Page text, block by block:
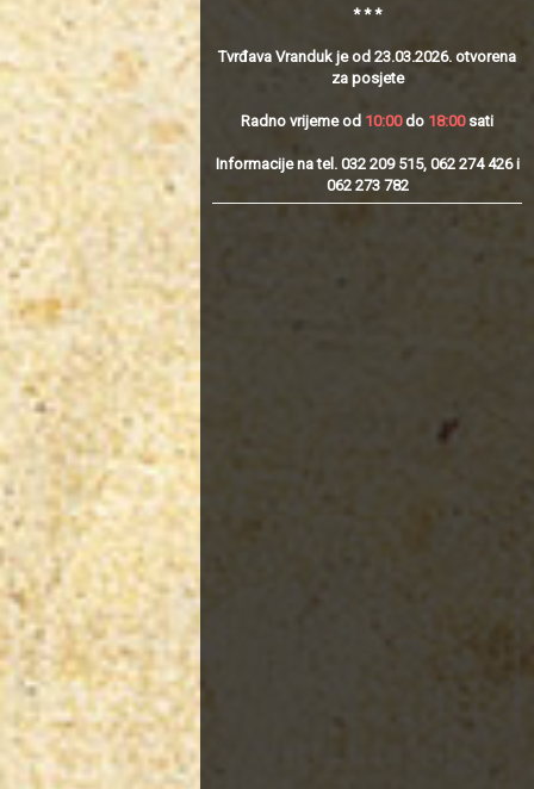
* * *
Tvrđava Vranduk je od 23.03.2026. otvorena
za posjete
Radno vrijeme od 10:00do 18:00sati
Informacije na tel. 032 209 515, 062 274 426 i
062 273 782